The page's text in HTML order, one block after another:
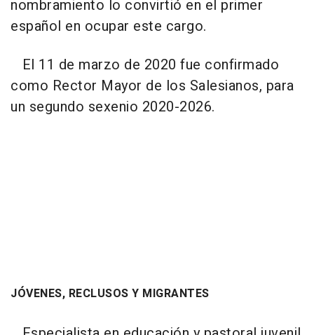
nombramiento lo convirtió en el primer
español en ocupar este cargo.
El 11 de marzo de 2020 fue confirmado
como Rector Mayor de los Salesianos, para
un segundo sexenio 2020-2026.
JÓVENES, RECLUSOS Y MIGRANTES